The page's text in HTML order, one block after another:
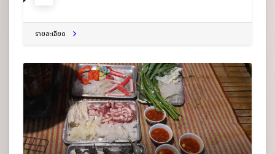
รายละเอียด